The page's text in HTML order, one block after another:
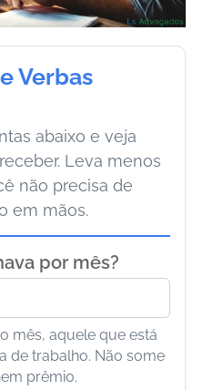
Verbas
abaixo e veja
Leva menos
não precisa de
em mãos.
por mês?
mês, aquele que está
de trabalho. Não some
prêmio.